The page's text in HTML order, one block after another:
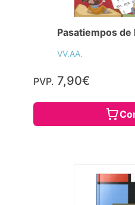
Pasatiempos de
VV.AA.
PVP. 7,90€